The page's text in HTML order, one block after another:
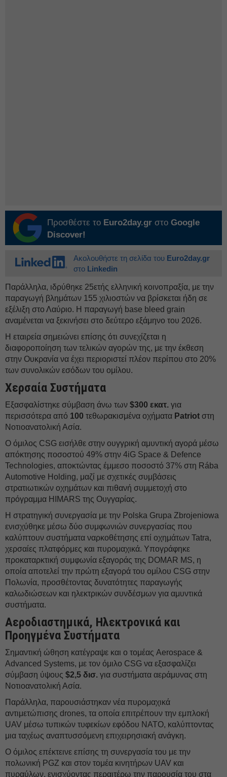
Προσθέστε το Euro2day.gr στο Google
Discover!
Ακολουθήστε τη σελίδα του Euro2day.gr
στο Linkedin
Παράλληλα, ιδρύθηκε 25ετής ελληνική κοινοπραξία, με την
παραγωγή βλημάτων 155 χιλιοστών να βρίσκεται ήδη σε
εξέλιξη στο Λαύριο. Η παραγωγή base bleed grain
αναμένεται να ξεκινήσει στο δεύτερο εξάμηνο του 2026.
Η εταιρεία σημειώνει επίσης ότι συνεχίζεται η
διαφοροποίηση των τελικών αγορών της, με την έκθεση
στην Ουκρανία να έχει περιοριστεί πλέον περίπου στο 20%
των συνολικών εσόδων του ομίλου.
Χερσαία Συστήματα
Εξασφαλίστηκε σύμβαση άνω των $300 εκατ. για
περισσότερα από 100 τεθωρακισμένα οχήματα Patriot στη
Νοτιοανατολική Ασία.
Ο όμιλος CSG εισήλθε στην ουγγρική αμυντική αγορά μέσω
απόκτησης ποσοστού 49% στην 4iG Space & Defence
Technologies, αποκτώντας έμμεσο ποσοστό 37% στη Rába
Automotive Holding, μαζί με σχετικές συμβάσεις
στρατιωτικών οχημάτων και πιθανή συμμετοχή στο
πρόγραμμα HIMARS της Ουγγαρίας.
Η στρατηγική συνεργασία με την Polska Grupa Zbrojeniowa
ενισχύθηκε μέσω δύο συμφωνιών συνεργασίας που
καλύπτουν συστήματα ναρκοθέτησης επί οχημάτων Tatra,
χερσαίες πλατφόρμες και πυρομαχικά. Υπογράφηκε
προκαταρκτική συμφωνία εξαγοράς της DOMAR MS, η
οποία αποτελεί την πρώτη εξαγορά του ομίλου CSG στην
Πολωνία, προσθέτοντας δυνατότητες παραγωγής
καλωδιώσεων και ηλεκτρικών συνδέσμων για αμυντικά
συστήματα.
Αεροδιαστημικά, Ηλεκτρονικά και
Προηγμένα Συστήματα
Σημαντική ώθηση κατέγραψε και ο τομέας Aerospace &
Advanced Systems, με τον όμιλο CSG να εξασφαλίζει
σύμβαση ύψους $2,5 δισ. για συστήματα αεράμυνας στη
Νοτιοανατολική Ασία.
Παράλληλα, παρουσιάστηκαν νέα πυρομαχικά
αντιμετώπισης drones, τα οποία επιτρέπουν την εμπλοκή
UAV μέσω τυπικών τυφεκίων εφόδου NATO, καλύπτοντας
μια ταχέως αναπτυσσόμενη επιχειρησιακή ανάγκη.
Ο όμιλος επέκτεινε επίσης τη συνεργασία του με την
πολωνική PGZ και στον τομέα κινητήρων UAV και
πυραύλων, ενισχύοντας περαιτέρω την παρουσία του στα